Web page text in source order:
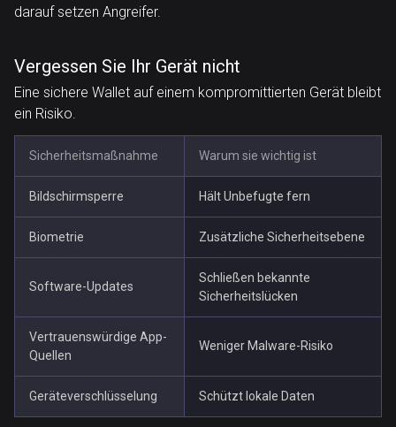
darauf setzen Angreifer.
Vergessen Sie Ihr Gerät nicht
Eine sichere Wallet auf einem kompromittierten Gerät bleibt
ein Risiko.
Sicherheitsmaßnahme Warum sie wichtig ist
Bildschirmsperre Hält Unbefugte fern
Biometrie Zusätzliche Sicherheitsebene
Software-Updates
Schließen bekannte
Sicherheitslücken
Vertrauenswürdige App-
Quellen
Weniger Malware-Risiko
Geräteverschlüsselung Schützt lokale Daten